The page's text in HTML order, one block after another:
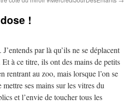
!
par là qu’ils ne se déplacent
à ce titre, ils ont des mains de petits
rentrant au zoo, mais lorsque l’on se
ses mains sur les vitres du
et l’envie de toucher tous les